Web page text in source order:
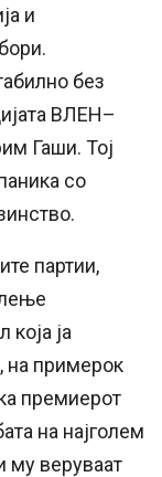
и
без
ВЛЕН–
Гаши. Тој
со
партии,
ја
на примерок
премиерот
на најголем
му веруваат